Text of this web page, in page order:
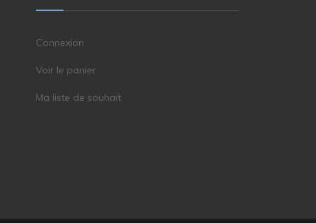
Connexion
Voir le panier
Ma liste de souhait